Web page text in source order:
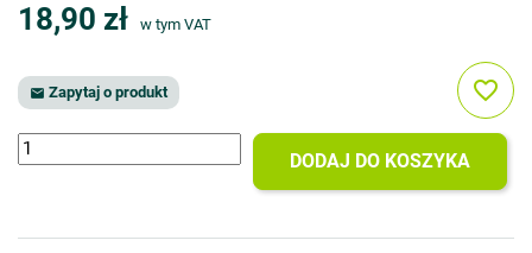
18,90 zł w tym VAT
 Zapytaj o produkt
DODAJ DO KOSZYKA
favorite_border